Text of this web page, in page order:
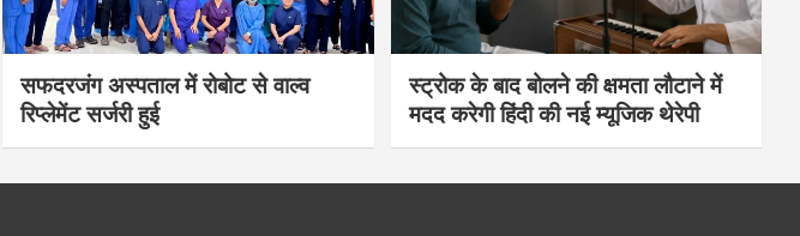
सफदरजंग अस्पताल में रोबोट से वाल्व
रिप्लेमेंट सर्जरी हुई
स्ट्रोक के बाद बोलने की क्षमता लौटाने में
मदद करेगी हिंदी की नई म्यूजिक थेरेपी